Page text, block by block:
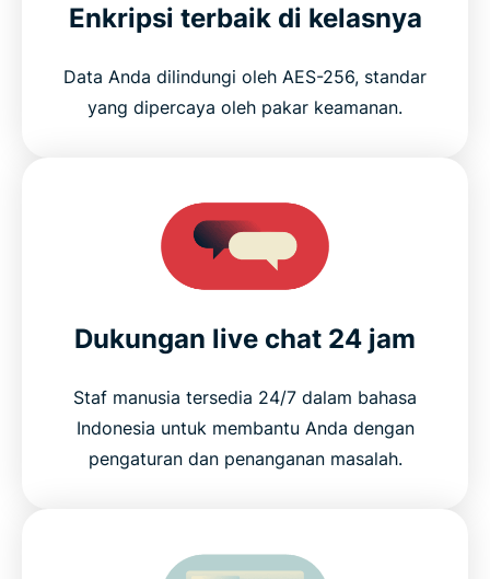
Enkripsi terbaik di kelasnya
Data Anda dilindungi oleh AES-256, standar
yang dipercaya oleh pakar keamanan.
Dukungan live chat 24 jam
Staf manusia tersedia 24/7 dalam bahasa
Indonesia untuk membantu Anda dengan
pengaturan dan penanganan masalah.